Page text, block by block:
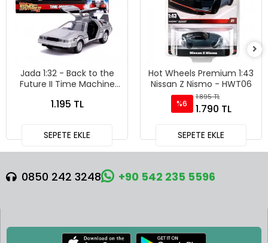
Jada 1:32 - Back to the
Future II Time Machine
24081
1.195 TL
SEPETE EKLE
Hot Wheels Premium 1:43
Nissan Z Nismo - HWT06
%6
1.895 TL
1.790 TL
SEPETE EKLE
0850 242 3248 +90 542 235 5596